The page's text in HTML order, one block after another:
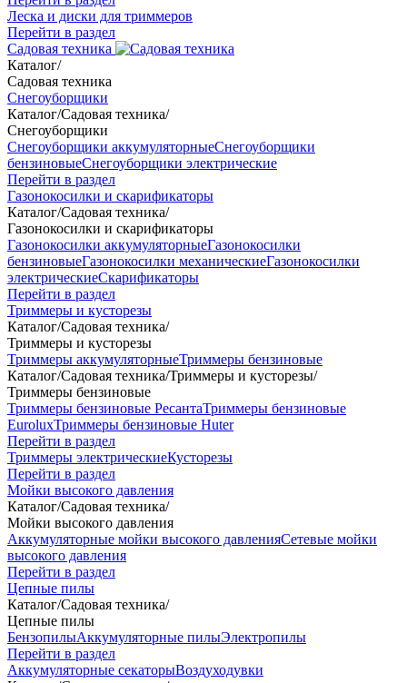
Леска и диски для триммеров
Перейти в раздел
Садовая техника
Каталог/
Садовая техника
Снегоуборщики
Каталог/Садовая техника/
Снегоуборщики
Снегоуборщики аккумуляторныеСнегоуборщики
бензиновыеСнегоуборщики электрические
Перейти в раздел
Газонокосилки и скарификаторы
Каталог/Садовая техника/
Газонокосилки и скарификаторы
Газонокосилки аккумуляторныеГазонокосилки
бензиновыеГазонокосилки механическиеГазонокосилки
электрическиеСкарификаторы
Перейти в раздел
Триммеры и кусторезы
Каталог/Садовая техника/
Триммеры и кусторезы
Триммеры аккумуляторныеТриммеры бензиновые
Каталог/Садовая техника/Триммеры и кусторезы/
Триммеры бензиновые
Триммеры бензиновые РесантаТриммеры бензиновые
EuroluxТриммеры бензиновые Huter
Перейти в раздел
Триммеры электрическиеКусторезы
Перейти в раздел
Мойки высокого давления
Каталог/Садовая техника/
Мойки высокого давления
Аккумуляторные мойки высокого давленияСетевые мойки
высокого давления
Перейти в раздел
Цепные пилы
Каталог/Садовая техника/
Цепные пилы
БензопилыАккумуляторные пилыЭлектропилы
Перейти в раздел
Аккумуляторные секаторыВоздуходувки